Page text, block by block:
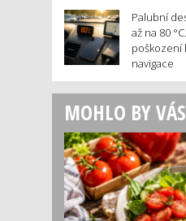
Palubní
až na 80
poškození
navigace
MOHLO BY